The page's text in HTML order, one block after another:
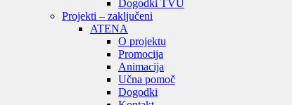
Dogodki TVU
Projekti – zaključeni
ATENA
O projektu
Promocija
Animacija
Učna pomoč
Dogodki